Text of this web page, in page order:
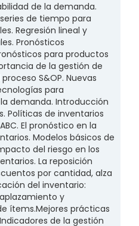
de la demanda​.
de tiempo para
Regresión lineal y
Pronósticos
para productos
de la gestión de
S&OP. Nuevas
para
demanda. Introducción
Políticas de inventarios
El pronóstico en la
Modelos básicos de
del riesgo en los
La reposición
por cantidad, alza
del inventario:
y
ítems.​​Mejores prácticas
de la gestión